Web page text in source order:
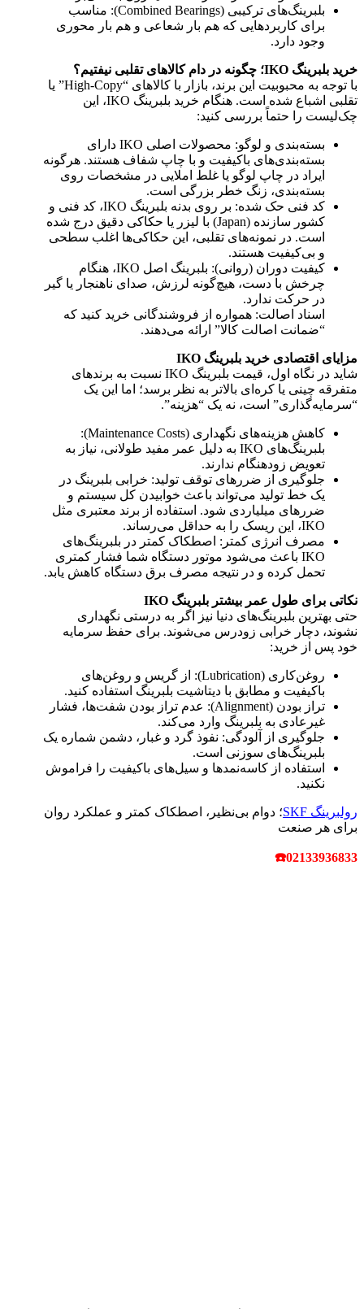
بلبرینگ‌های ترکیبی (Combined Bearings): مناسب
برای کاربردهایی که هم بار شعاعی و هم بار محوری
وجود دارد.
خرید بلبرینگ IKO؛ چگونه در دام کالاهای تقلبی نیفتیم؟
با توجه به محبوبیت این برند، بازار با کالاهای “High-Copy” یا
تقلبی اشباع شده است. هنگام خرید بلبرینگ IKO، این
چک‌لیست را حتماً بررسی کنید:
بسته‌بندی و لوگو: محصولات اصلی IKO دارای
بسته‌بندی‌های باکیفیت و با چاپ شفاف هستند. هرگونه
ایراد در چاپ لوگو یا غلط املایی در مشخصات روی
بسته‌بندی، زنگ خطر بزرگی است.
کد فنی حک شده: بر روی بدنه بلبرینگ IKO، کد فنی و
کشور سازنده (Japan) با لیزر یا حکاکی دقیق درج شده
است. در نمونه‌های تقلبی، این حکاکی‌ها اغلب سطحی
و بی‌کیفیت هستند.
کیفیت دوران (روانی): بلبرینگ اصل IKO، هنگام
چرخش با دست، هیچ‌گونه لرزش، صدای ناهنجار یا گیر
در حرکت ندارد.
اسناد اصالت: همواره از فروشندگانی خرید کنید که
“ضمانت اصالت کالا” ارائه می‌دهند.
مزایای اقتصادی خرید بلبرینگ IKO
شاید در نگاه اول، قیمت بلبرینگ IKO نسبت به برندهای
متفرقه چینی یا کره‌ای بالاتر به نظر برسد؛ اما این یک
“سرمایه‌گذاری” است، نه یک “هزینه”.
کاهش هزینه‌های نگهداری (Maintenance Costs):
بلبرینگ‌های IKO به دلیل عمر مفید طولانی، نیاز به
تعویض زودهنگام ندارند.
جلوگیری از ضررهای توقف تولید: خرابی بلبرینگ در
یک خط تولید می‌تواند باعث خوابیدن کل سیستم و
ضررهای میلیاردی شود. استفاده از برند معتبری مثل
IKO، این ریسک را به حداقل می‌رساند.
مصرف انرژی کمتر: اصطکاک کمتر در بلبرینگ‌های
IKO باعث می‌شود موتور دستگاه شما فشار کمتری
تحمل کرده و در نتیجه مصرف برق دستگاه کاهش یابد.
نکاتی برای طول عمر بیشتر بلبرینگ IKO
حتی بهترین بلبرینگ‌های دنیا نیز اگر به درستی نگهداری
نشوند، دچار خرابی زودرس می‌شوند. برای حفظ سرمایه
خود پس از خرید:
روغن‌کاری (Lubrication): از گریس و روغن‌های
باکیفیت و مطابق با دیتاشیت بلبرینگ استفاده کنید.
تراز بودن (Alignment): عدم تراز بودن شفت‌ها، فشار
غیرعادی به بلبرینگ وارد می‌کند.
جلوگیری از آلودگی: نفوذ گرد و غبار، دشمن شماره یک
بلبرینگ‌های سوزنی است.
استفاده از کاسه‌نمدها و سیل‌های باکیفیت را فراموش
نکنید.
رولبرینگ‌ SKF
؛ دوام بی‌نظیر، اصطکاک کمتر و عملکرد روان
برای هر صنعت
02133936833
☎